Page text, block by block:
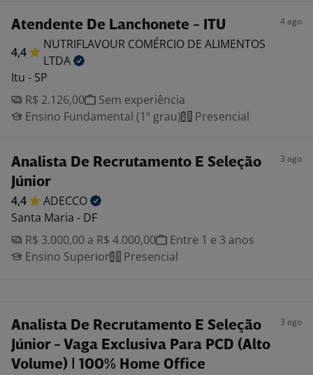
Atendente De Lanchonete - ITU 4 ago
4,4
NUTRIFLAVOUR COMÉRCIO DE ALIMENTOS
LTDA
Itu - SP
R$ 2.126,00
Sem experiência
Ensino Fundamental (1º grau)
Presencial
Analista De Recrutamento E Seleção
Júnior
3 ago
4,4
ADECCO
Santa Maria - DF
R$ 3.000,00 a R$ 4.000,00
Entre 1 e 3 anos
Ensino Superior
Presencial
Analista De Recrutamento E Seleção
Júnior - Vaga Exclusiva Para PCD (Alto
Volume) | 100% Home Office
3 ago